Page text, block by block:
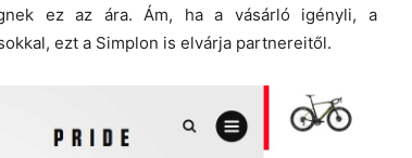
ez az ára. Ám, ha a vásárló igényli, a
ezt a Simplon is elvárja partnereitől.